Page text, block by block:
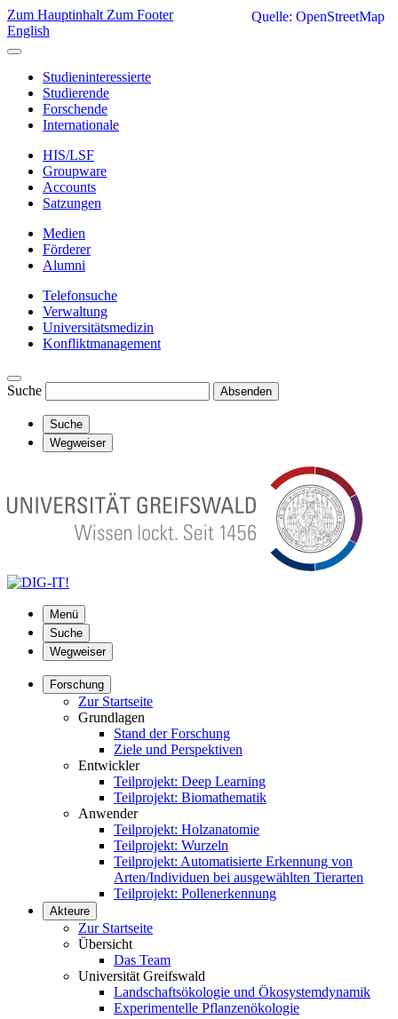
Zum Hauptinhalt Zum Footer
English
Studieninteressierte
Studierende
Forschende
Internationale
HIS/LSF
Groupware
Accounts
Satzungen
Medien
Förderer
Alumni
Telefonsuche
Verwaltung
Universitätsmedizin
Konfliktmanagement
Suche Absenden
Suche
Wegweiser
Menü
Suche
Wegweiser
Forschung
Zur Startseite
Grundlagen
Stand der Forschung
Ziele und Perspektiven
Entwickler
Teilprojekt: Deep Learning
Teilprojekt: Biomathematik
Anwender
Teilprojekt: Holzanatomie
Teilprojekt: Wurzeln
Teilprojekt: Automatisierte Erkennung von
Arten/Individuen bei ausgewählten Tierarten
Teilprojekt: Pollenerkennung
Akteure
Zur Startseite
Übersicht
Das Team
Universität Greifswald
Landschaftsökologie und Ökosystemdynamik
Experimentelle Pflanzenökologie
Quelle: OpenStreetMap